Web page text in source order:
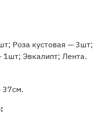
услугах
Роза кустовая — 3шт;
Эвкалипт; Лента.
37см